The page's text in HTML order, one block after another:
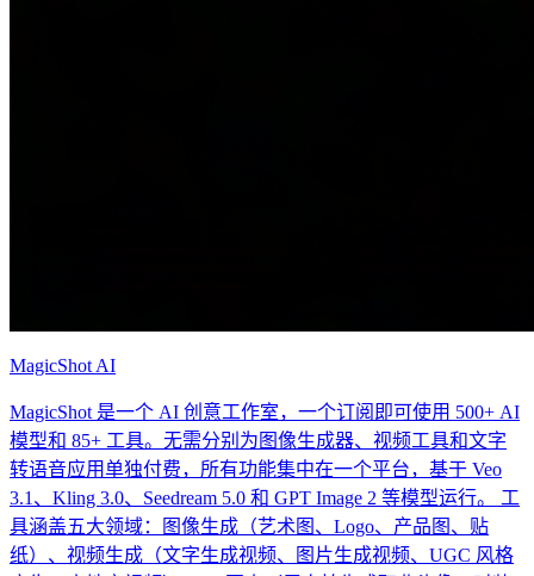
MagicShot AI
MagicShot 是一个 AI 创意工作室，一个订阅即可使用 500+ AI
模型和 85+ 工具。无需分别为图像生成器、视频工具和文字
转语音应用单独付费，所有功能集中在一个平台，基于 Veo
3.1、Kling 3.0、Seedream 5.0 和 GPT Image 2 等模型运行。 工
具涵盖五大领域：图像生成（艺术图、Logo、产品图、贴
纸）、视频生成（文字生成视频、图片生成视频、UGC 风格